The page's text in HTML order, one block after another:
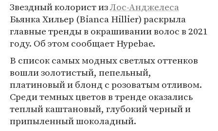
Звездный колорист изЛос-Анджелеса
Бьянка Хильер (Bianca Hillier) раскрыла
главные тренды в окрашивании волос в 2021
году. Об этом сообщает Hypebae.
В список самых модных светлых оттенков
вошли золотистый, пепельный,
платиновый и блонд с розоватым отливом.
Среди темных цветов в тренде оказались
теплый каштановый, глубокий черный и
припыленный шоколадный.